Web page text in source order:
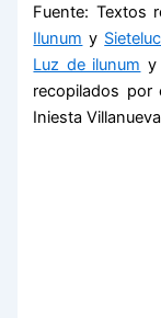
Fuente: Textos
Ilunum y
Luz de ilunum y
recopilados por
Iniesta